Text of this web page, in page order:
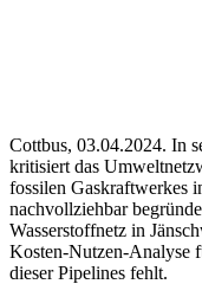
Cottbus, 03.04.2024. In
kritisiert das
fossilen Gaskraftwerkes
nachvollziehbar
Wasserstoffnetz in
Kosten-Nutzen-Analyse
dieser Pipelines fehlt.